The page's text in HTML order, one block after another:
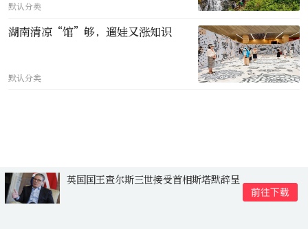
默认分类
湖南清凉“馆”够，遛娃又涨知识
默认分类
英国国王查尔斯三世接受首相斯塔默辞呈